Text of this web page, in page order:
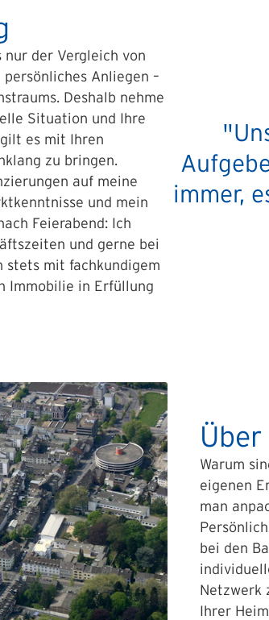
der Vergleich von
Anliegen –
Deshalb nehme
Situation und Ihre
es mit Ihren
zu bringen.
auf meine
und mein
Feierabend: Ich
und gerne bei
stets mit fachkundigem
Immobilie in Erfüllung
immer,
Warum
eigenen
man
bei den
Netzwerk
Ihrer